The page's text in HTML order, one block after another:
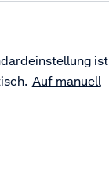
ist
Auf manuell